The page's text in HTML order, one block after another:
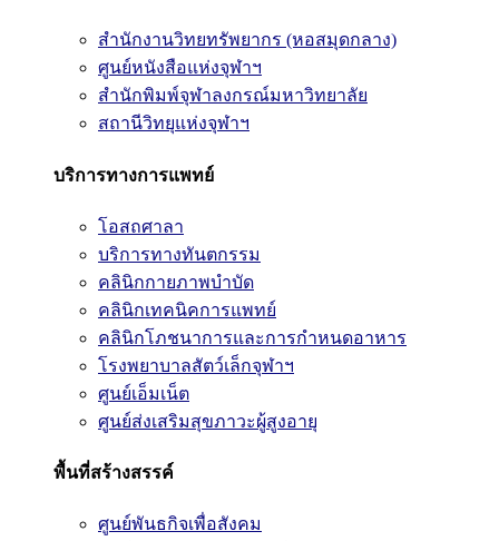
สำนักงานวิทยทรัพยากร (หอสมุดกลาง)
ศูนย์หนังสือแห่งจุฬาฯ
สำนักพิมพ์จุฬาลงกรณ์มหาวิทยาลัย
สถานีวิทยุแห่งจุฬาฯ
บริการทางการแพทย์
โอสถศาลา
บริการทางทันตกรรม
คลินิกกายภาพบำบัด
คลินิกเทคนิคการแพทย์
คลินิกโภชนาการและการกำหนดอาหาร
โรงพยาบาลสัตว์เล็กจุฬาฯ
ศูนย์เอ็มเน็ต
ศูนย์ส่งเสริมสุขภาวะผู้สูงอายุ
พื้นที่สร้างสรรค์
ศูนย์พันธกิจเพื่อสังคม